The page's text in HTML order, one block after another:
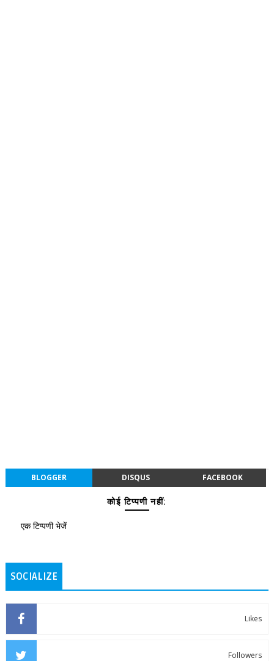
BLOGGER DISQUS FACEBOOK
कोई टिप्पणी नहीं:
एक टिप्पणी भेजें
SOCIALIZE
Likes
Followers